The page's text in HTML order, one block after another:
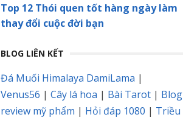
Top 12 Thói quen tốt hàng ngày làm
thay đổi cuộc đời bạn
BLOG LIÊN KẾT
Đá Muối Himalaya DamiLama |
Venus56 | Cây lá hoa | Bài Tarot | Blog
review mỹ phẩm | Hỏi đáp 1080 | Triều